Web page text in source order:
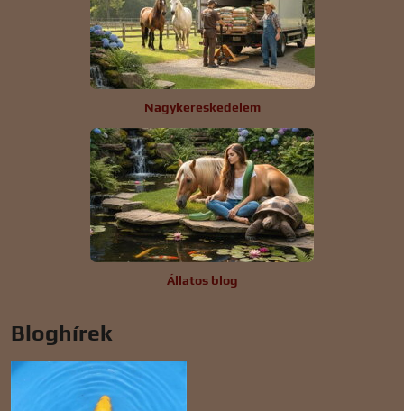
Nagykereskedelem
Állatos blog
Bloghírek